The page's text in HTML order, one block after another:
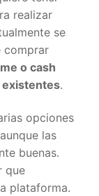
realizar
se
comprar
o cash
existentes.
opciones
las
buenas.
que
plataforma.